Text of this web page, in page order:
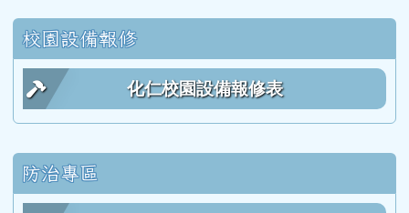
112學年度(113年6月)第54屆教師
111學年度(112年6月)第53屆乙班
校園設備報修
化仁校園設備報修表
防治專區